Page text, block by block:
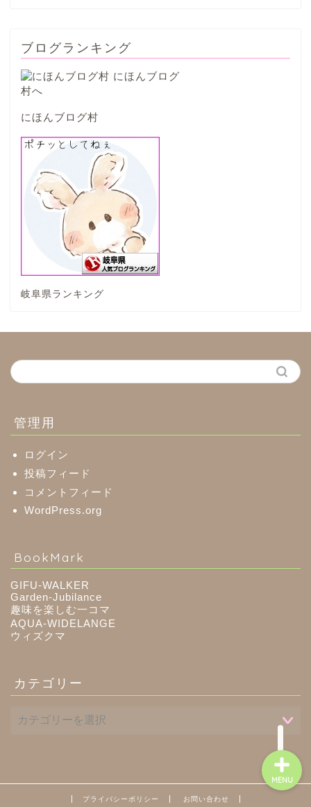
ブログランキング
にほんブログ村
岐阜県ランキング
管理用
ログイン
投稿フィード
コメントフィード
WordPress.org
BookMark
GIFU-WALKER
Garden-Jubilance
趣味を楽しむ一コマ
AQUA-WIDELANGE
ウィズクマ
カテゴリー
プライバシーポリシー お問い合わせ
MENU
川辺町